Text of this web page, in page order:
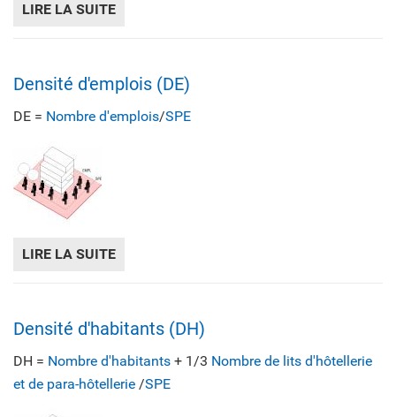
LIRE LA SUITE
Densité d'emplois (DE)
DE = Nombre d'emplois/SPE
LIRE LA SUITE
Densité d'habitants (DH)
DH = Nombre d'habitants + 1/3 Nombre de lits d'hôtellerie
et de para-hôtellerie /SPE